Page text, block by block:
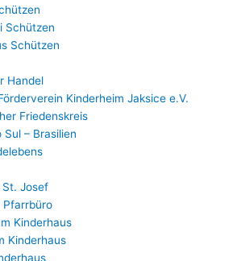
Schützen
Schützen
Handel
Kinderheim Jaksice e.V.
Friedenskreis
Sul – Brasilien
Josef
Pfarrbüro
Kinderhaus
Kinderhaus